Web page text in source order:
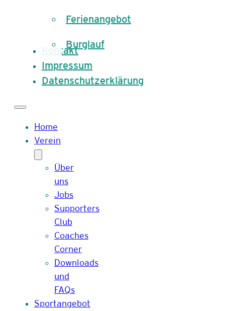
Ferienangebot
Burglauf
Kontakt
Impressum
Datenschutzerklärung
Home
Verein
Über
uns
Jobs
Supporters
Club
Coaches
Corner
Downloads
und
FAQs
Sportangebot